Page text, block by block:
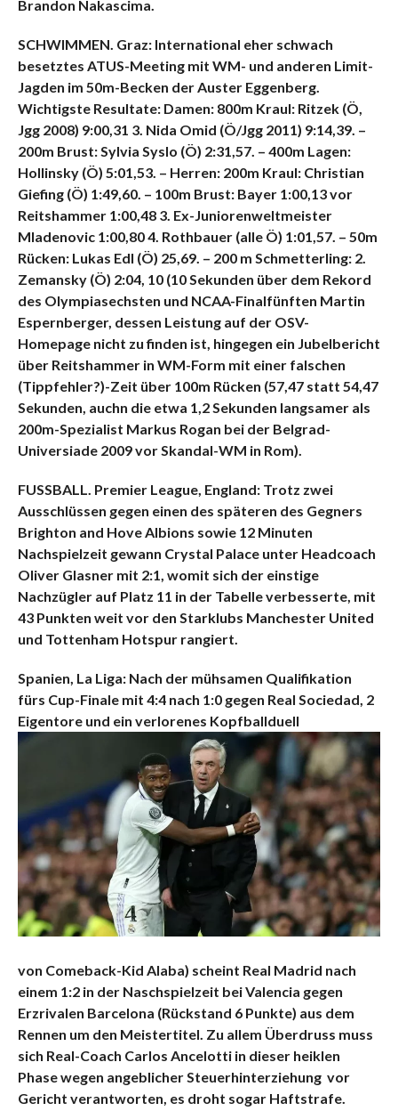
Brandon Nakascima.
SCHWIMMEN. Graz: International eher schwach
besetztes ATUS-Meeting mit WM- und anderen Limit-
Jagden im 50m-Becken der Auster Eggenberg.
Wichtigste Resultate: Damen: 800m Kraul: Ritzek (Ö,
Jgg 2008) 9:00,31 3. Nida Omid (Ö/Jgg 2011) 9:14,39. –
200m Brust: Sylvia Syslo (Ö) 2:31,57. – 400m Lagen:
Hollinsky (Ö) 5:01,53. – Herren: 200m Kraul: Christian
Giefing (Ö) 1:49,60. – 100m Brust: Bayer 1:00,13 vor
Reitshammer 1:00,48 3. Ex-Juniorenweltmeister
Mladenovic 1:00,80 4. Rothbauer (alle Ö) 1:01,57. – 50m
Rücken: Lukas Edl (Ö) 25,69. – 200 m Schmetterling: 2.
Zemansky (Ö) 2:04, 10 (10 Sekunden über dem Rekord
des Olympiasechsten und NCAA-Finalfünften Martin
Espernberger, dessen Leistung auf der OSV-
Homepage nicht zu finden ist, hingegen ein Jubelbericht
über Reitshammer in WM-Form mit einer falschen
(Tippfehler?)-Zeit über 100m Rücken (57,47 statt 54,47
Sekunden, auchn die etwa 1,2 Sekunden langsamer als
200m-Spezialist Markus Rogan bei der Belgrad-
Universiade 2009 vor Skandal-WM in Rom).
FUSSBALL. Premier League, England: Trotz zwei
Ausschlüssen gegen einen des späteren des Gegners
Brighton and Hove Albions sowie 12 Minuten
Nachspielzeit gewann Crystal Palace unter Headcoach
Oliver Glasner mit 2:1, womit sich der einstige
Nachzügler auf Platz 11 in der Tabelle verbesserte, mit
43 Punkten weit vor den Starklubs Manchester United
und Tottenham Hotspur rangiert.
Spanien, La Liga: Nach der mühsamen Qualifikation
fürs Cup-Finale mit 4:4 nach 1:0 gegen Real Sociedad, 2
Eigentore und ein verlorenes Kopfballduell
von Comeback-Kid Alaba) scheint Real Madrid nach
einem 1:2 in der Naschspielzeit bei Valencia gegen
Erzrivalen Barcelona (Rückstand 6 Punkte) aus dem
Rennen um den Meistertitel. Zu allem Überdruss muss
sich Real-Coach Carlos Ancelotti in dieser heiklen
Phase wegen angeblicher Steuerhinterziehung vor
Gericht verantworten, es droht sogar Haftstrafe.